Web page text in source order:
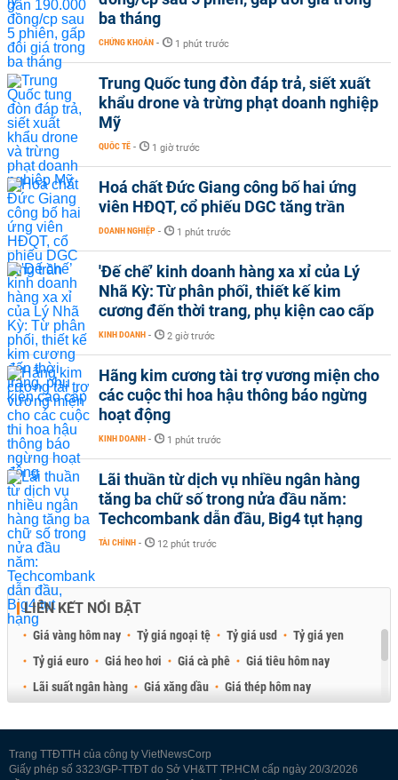
ba tháng
CHỨNG KHOÁN - 1 phút trước
Trung Quốc tung đòn đáp trả, siết xuất
khẩu drone và trừng phạt doanh nghiệp
Mỹ
QUỐC TẾ - 1 giờ trước
Hoá chất Đức Giang công bố hai ứng
viên HĐQT, cổ phiếu DGC tăng trần
DOANH NGHIỆP - 1 phút trước
'Đế chế’ kinh doanh hàng xa xỉ của Lý
Nhã Kỳ: Từ phân phối, thiết kế kim
cương đến thời trang, phụ kiện cao cấp
KINH DOANH - 2 giờ trước
Hãng kim cương tài trợ vương miện cho
các cuộc thi hoa hậu thông báo ngừng
hoạt động
KINH DOANH - 1 phút trước
Lãi thuần từ dịch vụ nhiều ngân hàng
tăng ba chữ số trong nửa đầu năm:
Techcombank dẫn đầu, Big4 tụt hạng
TÀI CHÍNH - 12 phút trước
LIÊN KẾT NỔI BẬT
Giá vàng hôm nay Tỷ giá ngoại tệ Tỷ giá usd
Tỷ giá yen
Tỷ giá euro
Giá heo hơi Giá cà phê
Giá tiêu hôm nay
Lãi suất ngân hàng
Giá xăng dầu
Giá thép hôm nay
Trang TTĐTTH của công ty VietNewsCorp
Giấy phép số 3323/GP-TTĐT do Sở VH&TT TP.HCM cấp ngày 20/3/2026